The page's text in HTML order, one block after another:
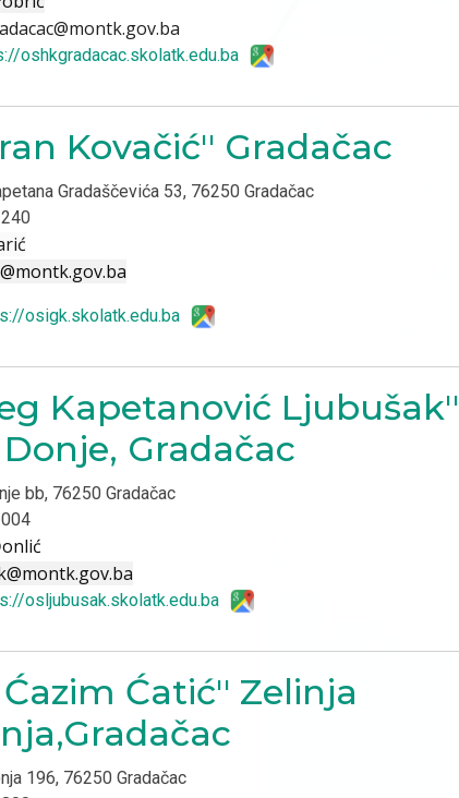
oshkgradacac.skolatk.edu.ba
Kovačić'' Gradačac
Gradaščevića 53, 76250 Gradačac
osigk.skolatk.edu.ba
Kapetanović Ljubušak''
Gradačac
bb, 76250 Gradačac
osljubusak.skolatk.edu.ba
Ćatić'' Zelinja
196, 76250 Gradačac